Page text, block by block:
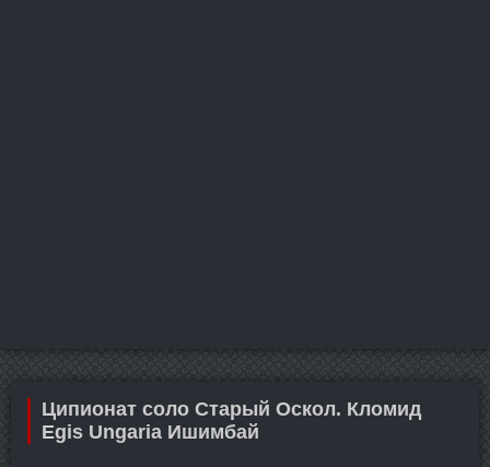
Ципионат соло Старый Оскол. Кломид
Egis Ungaria Ишимбай